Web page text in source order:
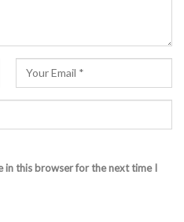
in this browser for the next time I